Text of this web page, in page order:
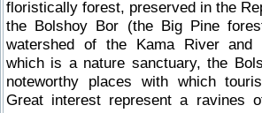
floristically forest, preserved in the
the Bolshoy Bor (the Big Pine
watershed of the Kama River and
which is a nature sanctuary, the
noteworthy places with which
Great interest represent a ravines